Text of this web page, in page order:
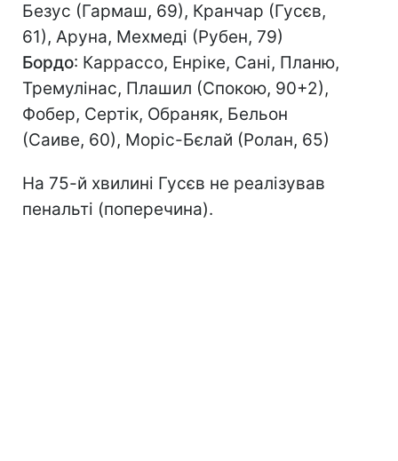
Безус (Гармаш, 69), Кранчар (Гусєв,
61), Аруна, Мехмеді (Рубен, 79)
Бордо: Каррассо, Енріке, Сані, Планю,
Тремулінас, Плашил (Спокою, 90+2),
Фобер, Сертік, Обраняк, Бельон
(Саиве, 60), Моріс-Бєлай (Ролан, 65)
На 75-й хвилині Гусєв не реалізував
пенальті (поперечина).